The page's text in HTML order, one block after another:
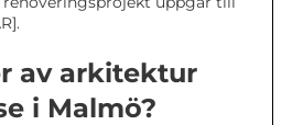
av arkitektur
i Malmö?